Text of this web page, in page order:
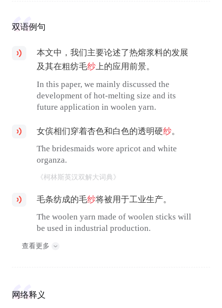
双语例句
本文中，我们主要论述了热熔浆料的发展
及其在粗纺毛纱上的应用前景。
In this paper, we mainly discussed the
development of hot-melting size and its
future application in woolen yarn.
女傧相们穿着杏色和白色的透明硬纱。
The bridesmaids wore apricot and white
organza.
《柯林斯英汉双解大词典》
毛条纺成的毛纱将被用于工业生产。
The woolen yarn made of woolen sticks will
be used in industrial production.
查看更多
网络释义